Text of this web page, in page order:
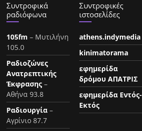
Συντροφικά
ραδιόφωνα
105fm – Μυτιλήνη
105.0
Ραδιοζώνες
Ανατρεπτικής
Έκφρασης –
Αθήνα 93.8
Ραδιουργία –
Αγρίνιο 87.7
Συντροφικές
ιστοσελίδες
athens.indymedia
kinimatorama
εφημερίδα
δρόμου ΑΠΑΤΡΙΣ
εφημερίδα Εντός-
Εκτός